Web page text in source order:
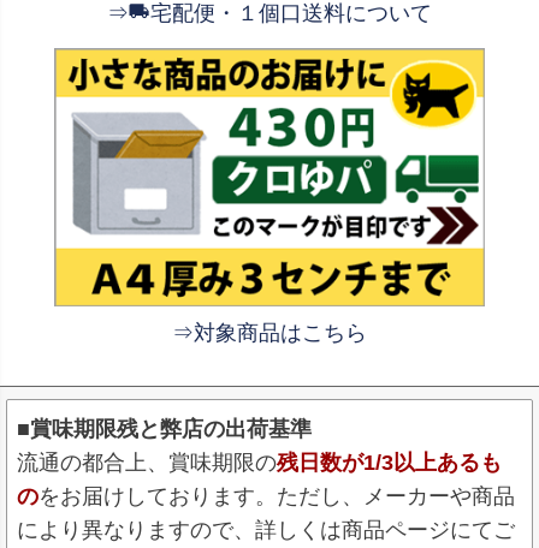
⇒ 宅配便・１個口送料について
⇒対象商品はこちら
■賞味期限残と弊店の出荷基準
流通の都合上、賞味期限の残日数が1/3以上あるも
のをお届けしております。ただし、メーカーや商品
により異なりますので、詳しくは商品ページにてご